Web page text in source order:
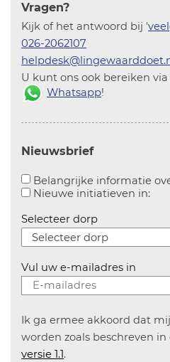
Vragen?
Kijk of het antwoord bij '
026-2062107
U kunt ons ook bereiken via
Whatsapp!
Nieuwsbrief
Belangrijke informatie
Nieuwe initiatieven in:
Selecteer dorp
Vul uw e-mailadres in
Ik ga ermee akkoord dat
worden zoals beschreven in
versie 1.1.